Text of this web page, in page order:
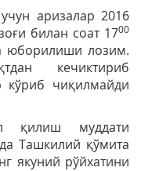
аризалар 2016
билан соат 1700
юборилиши лозим.
кечиктириб
кўриб чиқилмайди
қилиш муддати
Ташкилий қўмита
якуний рўйхатини